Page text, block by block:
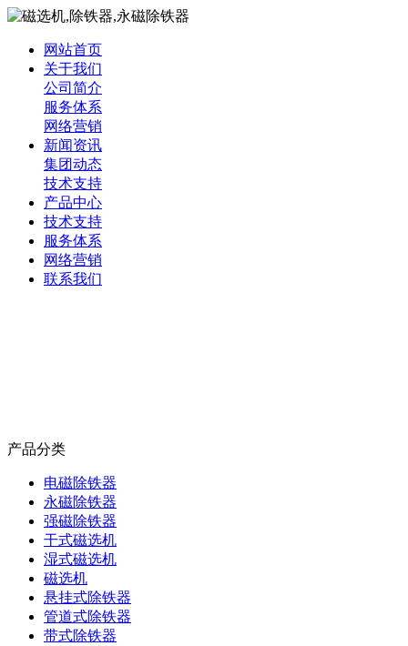
网站首页
关于我们
公司简介
服务体系
网络营销
新闻资讯
集团动态
技术支持
产品中心
技术支持
服务体系
网络营销
联系我们
产品分类
电磁除铁器
永磁除铁器
强磁除铁器
干式磁选机
湿式磁选机
磁选机
悬挂式除铁器
管道式除铁器
带式除铁器